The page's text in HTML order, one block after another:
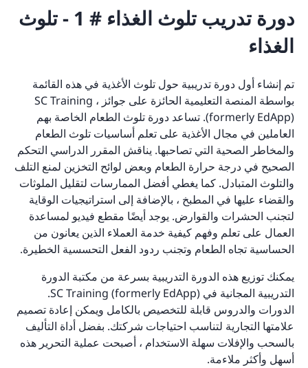
دورة تدريب تلوث الغذاء # 1 - تلوث
الغذاء
تم إنشاء أول دورة تدريبية حول تلوث الأغذية في هذه القائمة
بواسطة المنصة التعليمية الحائزة على جوائز ، SC Training
(formerly EdApp). تساعد دورة تلوث الطعام الخاصة بهم
العاملين في مجال الأغذية على تعلم أساسيات تلوث الطعام
والمخاطر الصحية التي تصاحبها. يناقش المقرر الدراسي التحكم
الصحيح في درجة حرارة الطعام وبعض لوائح التخزين لمنع التلف
والتلوث المتبادل. كما يغطي أفضل الممارسات لتقليل الملوثات
والقضاء عليها في المطبخ ، بالإضافة إلى استراتيجيات الوقاية
لتجنب الحشرات والقوارض. يوجد أيضًا مقطع فيديو لمساعدة
العمال على تعلم وفهم كيفية خدمة العملاء الذين يعانون من
الحساسية تجاه الطعام وتجنب ردود الفعل التحسسية الخطيرة.
يمكنك توزيع هذه الدورة التدريبية بسرعة من مكتبة الدورة
التدريبية المجانية في SC Training (formerly EdApp).
الدورات والدروس قابلة للتخصيص بالكامل ويمكن إعادة تصميم
علامتها التجارية لتناسب احتياجات شركتك. بفضل أداة التأليف
بالسحب والإفلات سهلة الاستخدام ، أصبحت عملية التحرير هذه
أسهل وأكثر ملاءمة.